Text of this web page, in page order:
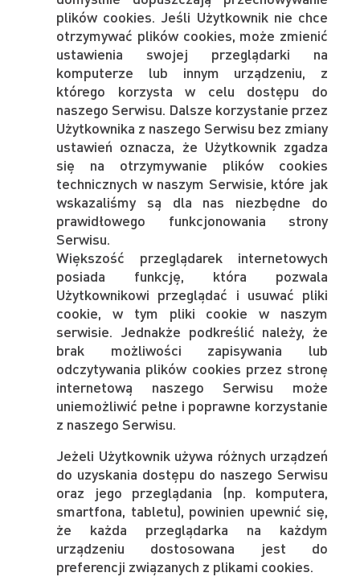
plików cookies. Jeśli Użytkownik nie chce
otrzymywać plików cookies, może zmienić
ustawienia swojej przeglądarki na
komputerze lub innym urządzeniu, z
którego korzysta w celu dostępu do
naszego Serwisu. Dalsze korzystanie przez
Użytkownika z naszego Serwisu bez zmiany
ustawień oznacza, że Użytkownik zgadza
się na otrzymywanie plików cookies
technicznych w naszym Serwisie, które jak
wskazaliśmy są dla nas niezbędne do
prawidłowego funkcjonowania strony
Serwisu.
Większość przeglądarek internetowych
posiada funkcję, która pozwala
Użytkownikowi przeglądać i usuwać pliki
cookie, w tym pliki cookie w naszym
serwisie. Jednakże podkreślić należy, że
brak możliwości zapisywania lub
odczytywania plików cookies przez stronę
internetową naszego Serwisu może
uniemożliwić pełne i poprawne korzystanie
z naszego Serwisu.
Jeżeli Użytkownik używa różnych urządzeń
do uzyskania dostępu do naszego Serwisu
oraz jego przeglądania (np. komputera,
smartfona, tabletu), powinien upewnić się,
że każda przeglądarka na każdym
urządzeniu dostosowana jest do
preferencji związanych z plikami cookies.